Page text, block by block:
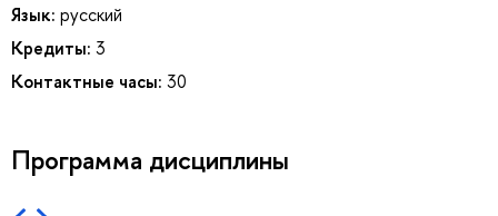
Язык: русский
Кредиты: 3
Контактные часы: 30
Программа дисциплины